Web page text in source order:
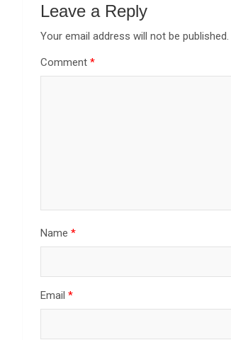
Leave a Reply
Your email address will not be published.
Comment *
Name *
Email *